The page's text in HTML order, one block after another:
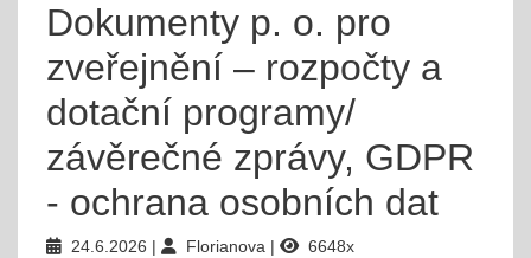
Dokumenty p. o. pro
zveřejnění – rozpočty a
dotační programy/
závěrečné zprávy, GDPR
- ochrana osobních dat
24.6.2026 Florianova 6648x